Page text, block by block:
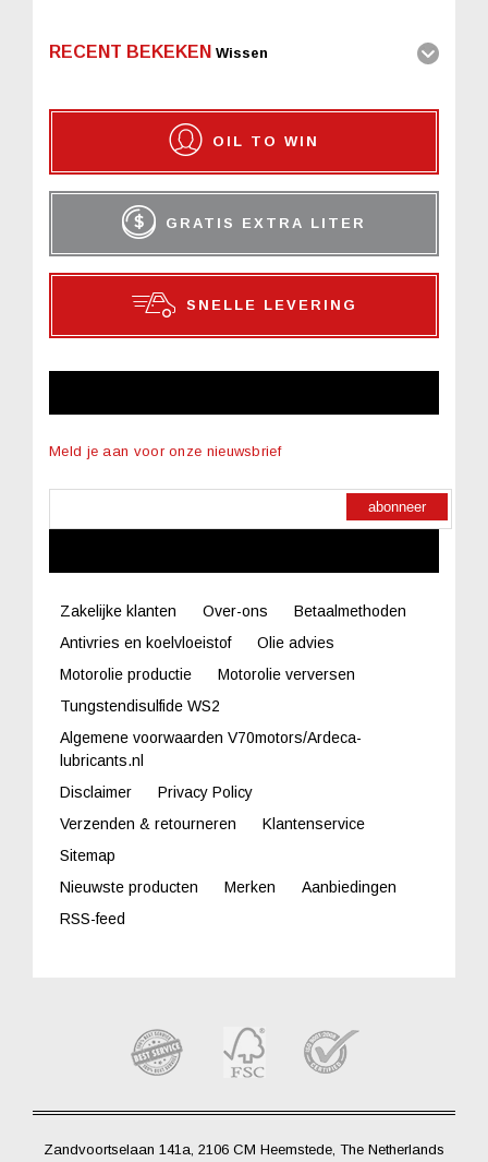
RECENT BEKEKEN Wissen
OIL TO WIN
GRATIS EXTRA LITER
SNELLE LEVERING
Meld je aan voor onze nieuwsbrief
abonneer
Zakelijke klanten Over-ons
Betaalmethoden
Antivries en koelvloeistof
Olie advies
Motorolie productie
Motorolie verversen
Tungstendisulfide WS2
Algemene voorwaarden V70motors/Ardeca-
lubricants.nl
Disclaimer
Privacy Policy
Verzenden & retourneren
Klantenservice
Sitemap
Nieuwste producten
Merken
Aanbiedingen
RSS-feed
Zandvoortselaan 141a, 2106 CM Heemstede, The Netherlands